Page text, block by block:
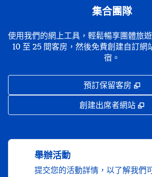
集合團隊
使用我們的網上工具，輕鬆暢享團體旅
10 至 25 間客房，然後免費創建自訂網
宿。
預訂保留客房 ,
創建出席者網站 ,
舉辦活動
提交您的活動詳情，以了解我們